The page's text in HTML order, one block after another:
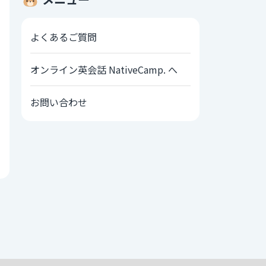
よくあるご質問
オンライン英会話 NativeCamp. へ
お問い合わせ